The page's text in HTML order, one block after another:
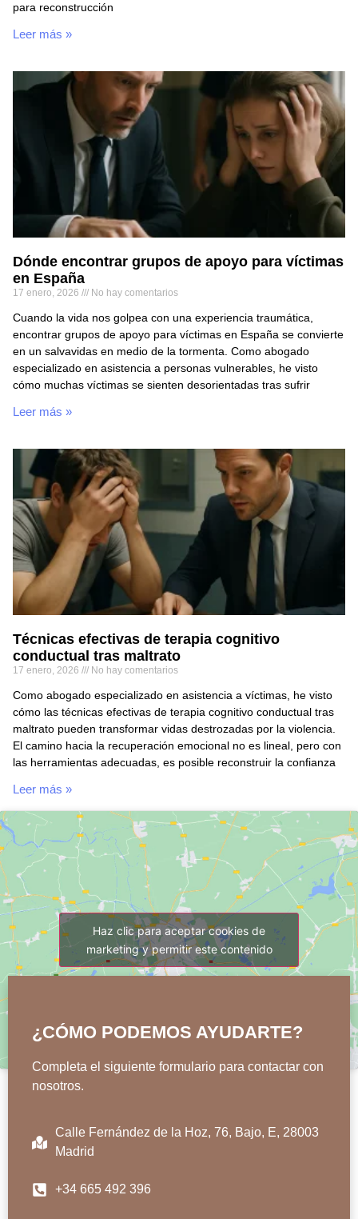
para reconstrucción
Leer más »
Dónde encontrar grupos de apoyo para víctimas
en España
17 enero, 2026 No hay comentarios
Cuando la vida nos golpea con una experiencia traumática,
encontrar grupos de apoyo para víctimas en España se convierte
en un salvavidas en medio de la tormenta. Como abogado
especializado en asistencia a personas vulnerables, he visto
cómo muchas víctimas se sienten desorientadas tras sufrir
Leer más »
Técnicas efectivas de terapia cognitivo
conductual tras maltrato
17 enero, 2026 No hay comentarios
Como abogado especializado en asistencia a víctimas, he visto
cómo las técnicas efectivas de terapia cognitivo conductual tras
maltrato pueden transformar vidas destrozadas por la violencia.
El camino hacia la recuperación emocional no es lineal, pero con
las herramientas adecuadas, es posible reconstruir la confianza
Leer más »
Haz clic para aceptar cookies de
marketing y permitir este contenido
¿CÓMO PODEMOS AYUDARTE?
Completa el siguiente formulario para contactar con
nosotros.
Calle Fernández de la Hoz, 76, Bajo, E, 28003
Madrid
+34 665 492 396